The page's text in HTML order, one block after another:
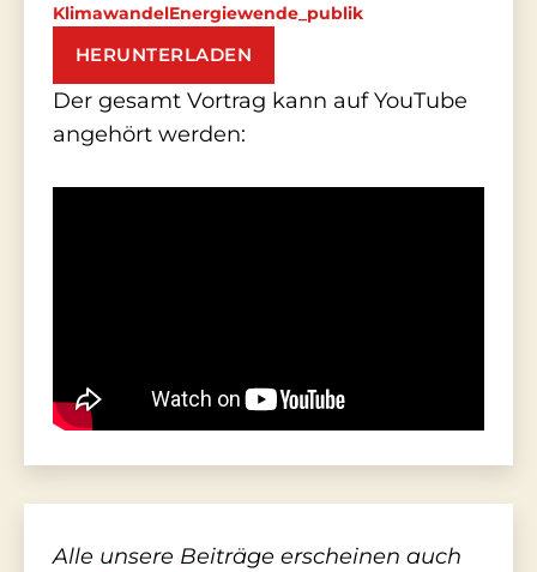
KlimawandelEnergiewende_publik
HERUNTERLADEN
Der gesamt Vortrag kann auf YouTube
angehört werden:
Alle unsere Beiträge erscheinen auch